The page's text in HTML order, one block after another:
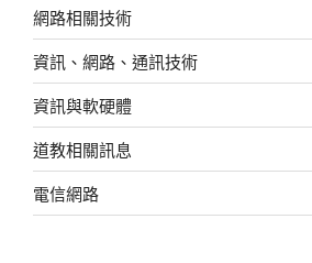
網路相關技術
資訊、網路、通訊技術
資訊與軟硬體
道教相關訊息
電信網路